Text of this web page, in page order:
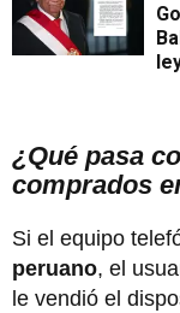
¿Qué pasa
comprados
Si el equipo
peruano, el
le vendió el